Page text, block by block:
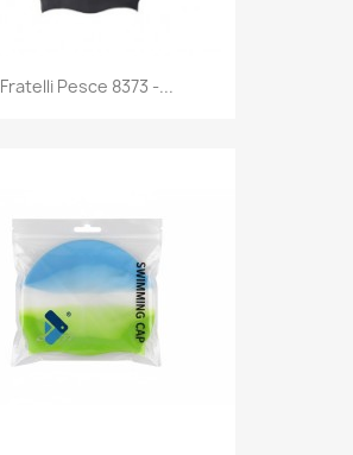
Anteprima
Fratelli Pesce 8373 -...